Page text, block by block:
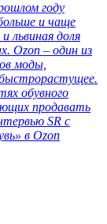
году
и чаще
львиная доля
Ozon – один из
моды,
обувного
продавать
SR с
в Ozon